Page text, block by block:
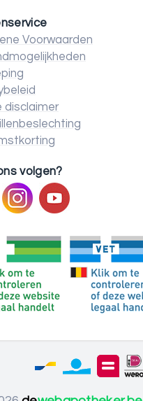
Voorwaarden
disclaimer
volgen?